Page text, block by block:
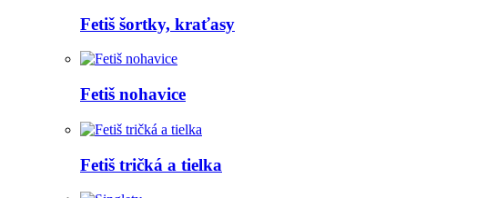
Fetiš šortky, kraťasy
Fetiš nohavice
Fetiš tričká a tielka